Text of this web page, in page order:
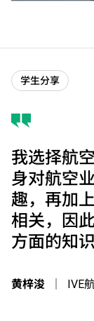
学生分享
我选择航
身对航空
趣，再加
相关，因
方面的知
黄梓浚 IVE